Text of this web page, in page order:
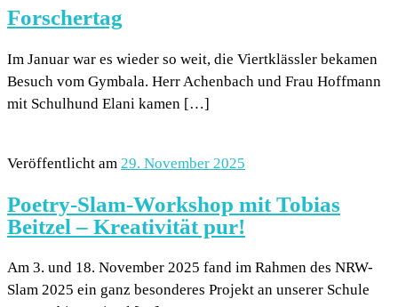
Forschertag
Im Januar war es wieder so weit, die Viertklässler bekamen
Besuch vom Gymbala. Herr Achenbach und Frau Hoffmann
mit Schulhund Elani kamen […]
Veröffentlicht am 29. November 2025
Poetry-Slam-Workshop mit Tobias
Beitzel – Kreativität pur!
Am 3. und 18. November 2025 fand im Rahmen des NRW-
Slam 2025 ein ganz besonderes Projekt an unserer Schule